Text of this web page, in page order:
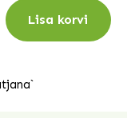
Lisa korvi